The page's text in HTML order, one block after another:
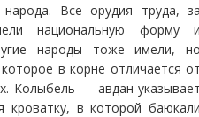
Все орудия труда,
национальную форму
народы тоже имели,
в корне отличается
Колыбель — авдан
кроватку, в которой